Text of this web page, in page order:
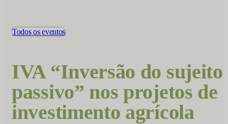
Todos os eventos
IVA “Inversão do sujeito
passivo” nos projetos de
investimento agrícola